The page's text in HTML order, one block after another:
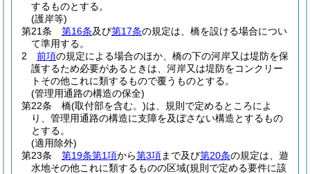
するものとする。
(護岸等)
第21条
第16条及び第17条の規定は、橋を設ける場合につい
て準用する。
2
前項の規定による場合のほか、橋の下の河岸又は堤防を保
護するため必要があるときは、河岸又は堤防をコンクリー
トその他これに類するもので覆うものとする。
(管理用通路の構造の保全)
第22条
橋(取付部を含む。)は、規則で定めるところによ
り、管理用通路の構造に支障を及ぼさない構造とするもの
とする。
(適用除外)
第23条
第19条第1項から第3項まで及び第20条の規定は、遊
水地その他これに類するものの区域(規則で定める要件に該